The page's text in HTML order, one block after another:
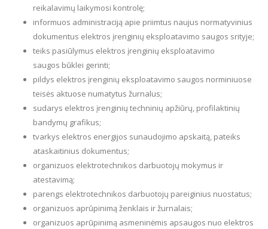
reikalavimų laikymosi kontrolę;
informuos administraciją apie priimtus naujus normatyvinius
dokumentus elektros įrenginių eksploatavimo saugos srityje;
teiks pasiūlymus elektros įrenginių eksploatavimo
saugos būklei gerinti;
pildys elektros įrenginių eksploatavimo saugos norminiuose
teisės aktuose numatytus žurnalus;
sudarys elektros įrenginių techninių apžiūrų, profilaktinių
bandymų grafikus;
tvarkys elektros energijos sunaudojimo apskaitą, pateiks
ataskaitinius dokumentus;
organizuos elektrotechnikos darbuotojų mokymus ir
atestavimą;
parengs elektrotechnikos darbuotojų pareiginius nuostatus;
organizuos aprūpinimą ženklais ir žurnalais;
organizuos aprūpinimą asmeninėmis apsaugos nuo elektros